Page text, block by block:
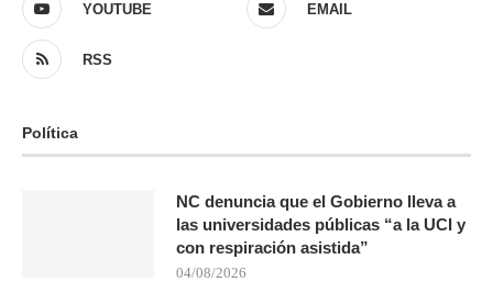
YOUTUBE EMAIL
RSS
Política
NC denuncia que el Gobierno lleva a
las universidades públicas “a la UCI y
con respiración asistida”
04/08/2026